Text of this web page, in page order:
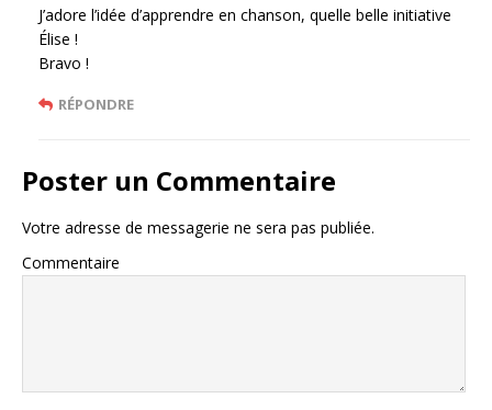
J’adore l’idée d’apprendre en chanson, quelle belle initiative
Élise !
Bravo !
RÉPONDRE
Poster un Commentaire
Votre adresse de messagerie ne sera pas publiée.
Commentaire